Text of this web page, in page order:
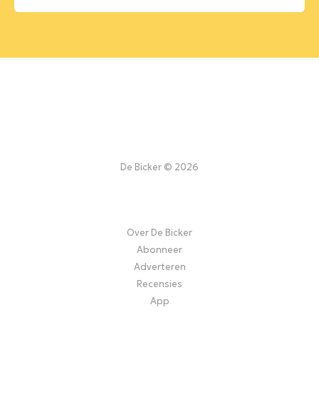
De Bicker © 2026
Over De Bicker
Abonneer
Adverteren
Recensies
App